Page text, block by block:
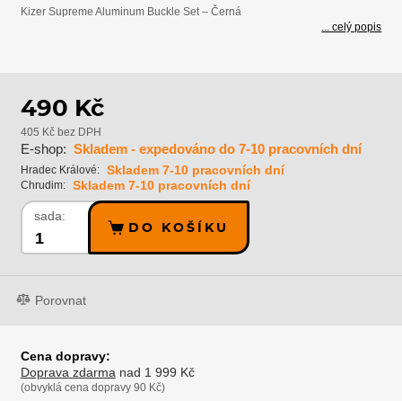
Kizer Supreme Aluminum Buckle Set – Černá
... celý popis
490 Kč
405 Kč bez DPH
E-shop: Skladem - expedováno do 7-10 pracovních dní
Hradec Králové: Skladem 7-10 pracovních dní
Chrudim: Skladem 7-10 pracovních dní
sada:
DO KOŠÍKU
Porovnat
Cena dopravy:
Doprava zdarma nad 1 999 Kč
(obvyklá cena dopravy 90 Kč)